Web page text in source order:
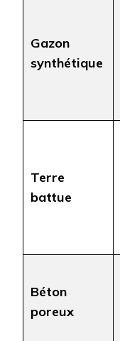
Gazon
synthétique
Terre
battue
Béton
poreux